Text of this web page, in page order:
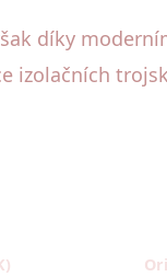
díky
izolačních